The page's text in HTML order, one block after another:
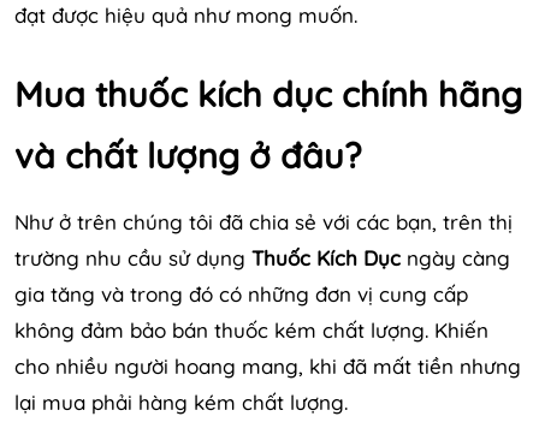
đạt được hiệu quả như mong muốn.
Mua thuốc kích dục chính hãng
và chất lượng ở đâu?
Như ở trên chúng tôi đã chia sẻ với các bạn, trên thị
trường nhu cầu sử dụng Thuốc Kích Dục ngày càng
gia tăng và trong đó có những đơn vị cung cấp
không đảm bảo bán thuốc kém chất lượng. Khiến
cho nhiều người hoang mang, khi đã mất tiền nhưng
lại mua phải hàng kém chất lượng.